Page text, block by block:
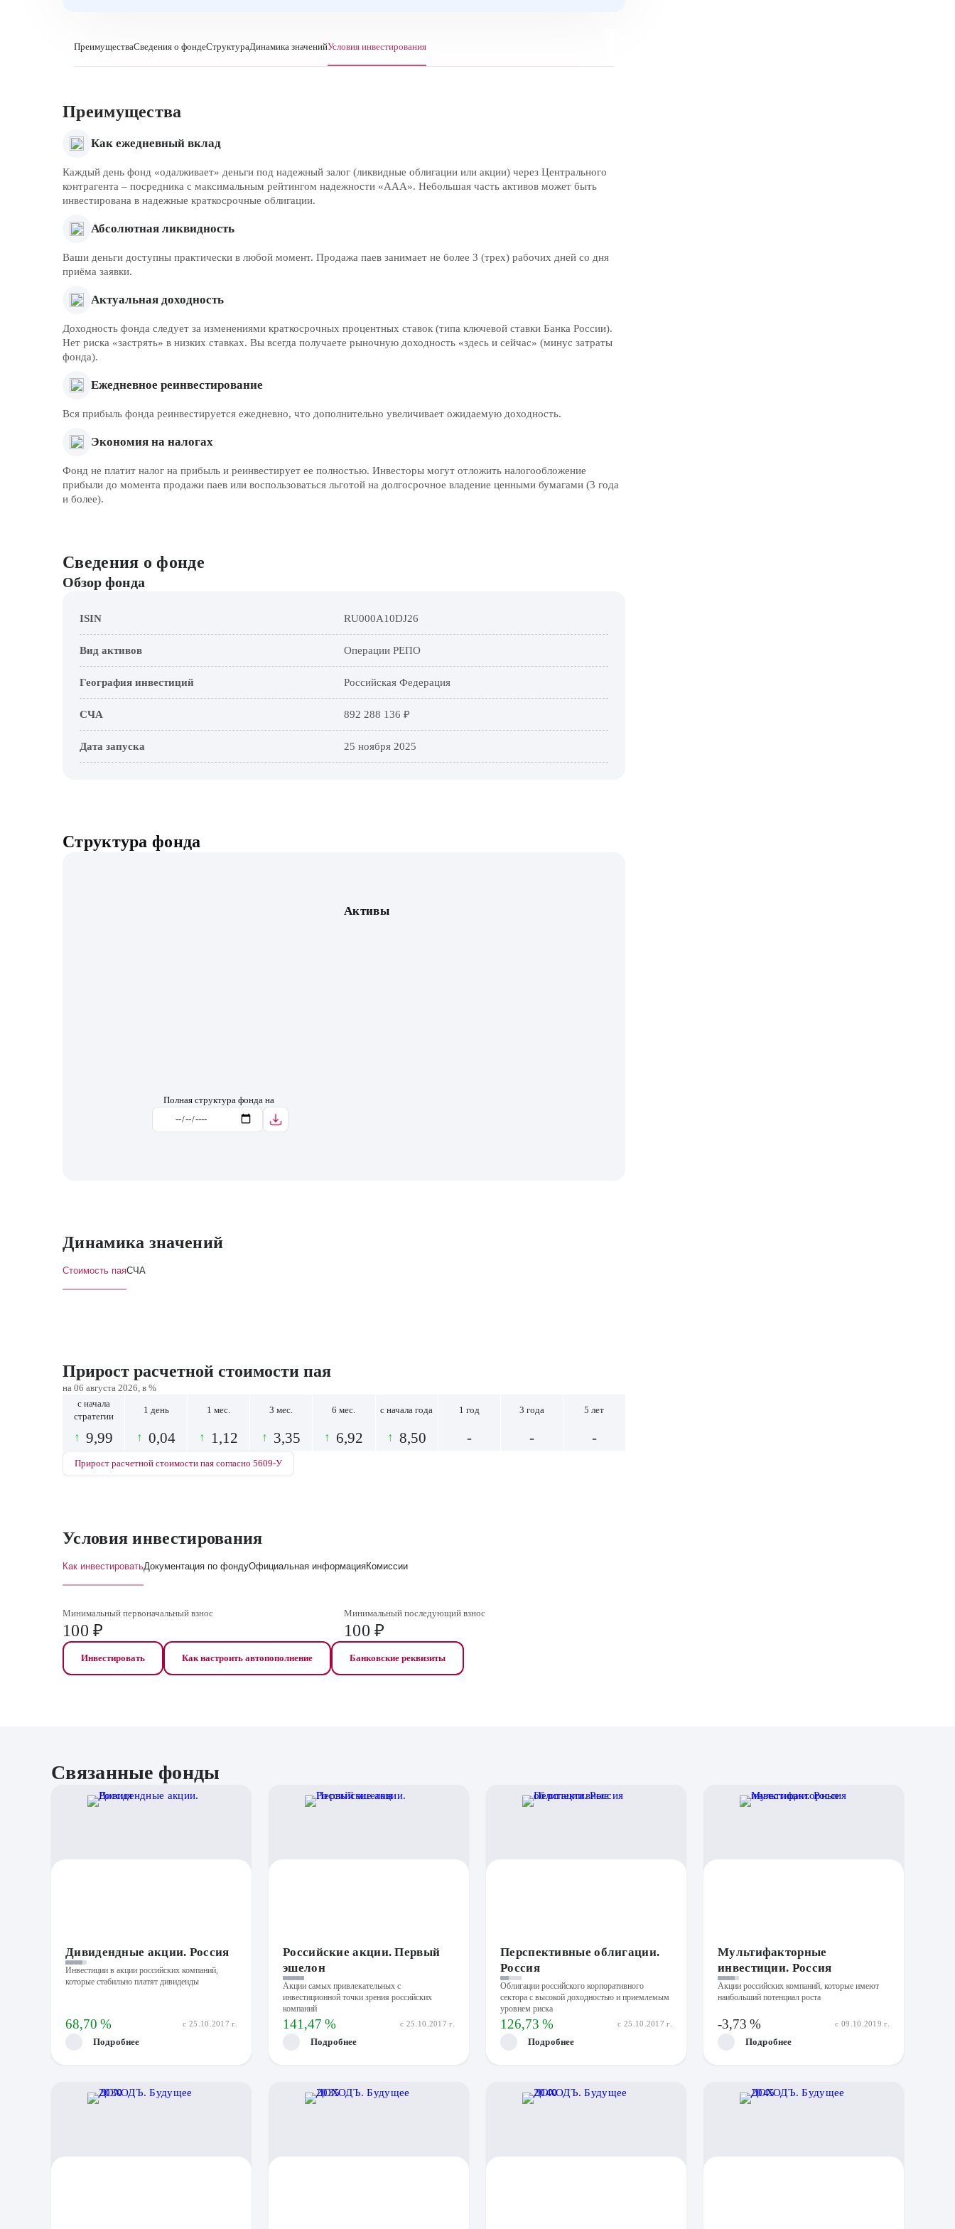
ПреимуществаСведения о фондеСтруктураДинамика значенийУсловия инвестирования
Преимущества
Как ежедневный вклад
Каждый день фонд «одалживает» деньги под надежный залог (ликвидные облигации или акции) через Центрального
контрагента – посредника с максимальным рейтингом надежности «AAA». Небольшая часть активов может быть
инвестирована в надежные краткосрочные облигации.
Абсолютная ликвидность
Ваши деньги доступны практически в любой момент. Продажа паев занимает не более 3 (трех) рабочих дней со дня
приёма заявки.
Актуальная доходность
Доходность фонда следует за изменениями краткосрочных процентных ставок (типа ключевой ставки Банка России).
Нет риска «застрять» в низких ставках. Вы всегда получаете рыночную доходность «здесь и сейчас» (минус затраты
фонда).
Ежедневное реинвестирование
Вся прибыль фонда реинвестируется ежедневно, что дополнительно увеличивает ожидаемую доходность.
Экономия на налогах
Фонд не платит налог на прибыль и реинвестирует ее полностью. Инвесторы могут отложить налогообложение
прибыли до момента продажи паев или воспользоваться льготой на долгосрочное владение ценными бумагами (3 года
и более).
Сведения о фонде
Обзор фонда
ISIN RU000A10DJ26
Вид активов Операции РЕПО
География инвестиций Российская Федерация
СЧА 892 288 136 ₽
Дата запуска 25 ноября 2025
Структура фонда
Активы
Полная структура фонда на
Динамика значений
Стоимость паяСЧА
Прирост расчетной стоимости пая
на 06 августа 2026, в %
с начала
стратегии
1 день 1 мес. 3 мес. 6 мес. с начала года 1 год 3 года 5 лет
↑ 9,99 ↑ 0,04 ↑ 1,12 ↑ 3,35 ↑ 6,92 ↑ 8,50 - - -
Прирост расчетной стоимости пая согласно 5609-У
Условия инвестирования
Как инвестироватьДокументация по фондуОфициальная информацияКомиссии
Минимальный первоначальный взнос
100 ₽
Минимальный последующий взнос
100 ₽
Инвестировать Как настроить автопополнение Банковские реквизиты
Связанные фонды
Дивидендные акции. Россия
Инвестиции в акции российских компаний,
которые стабильно платят дивиденды
68,70 % с 25.10.2017 г.
Подробнее
Российские акции. Первый
эшелон
Акции самых привлекательных с
инвестиционной точки зрения российских
компаний
141,47 % с 25.10.2017 г.
Подробнее
Перспективные облигации.
Россия
Облигации российского корпоративного
сектора с высокой доходностью и приемлемым
уровнем риска
126,73 % с 25.10.2017 г.
Подробнее
Мультифакторные
инвестиции. Россия
Акции российских компаний, которые имеют
наибольший потенциал роста
-3,73 % с 09.10.2019 г.
Подробнее